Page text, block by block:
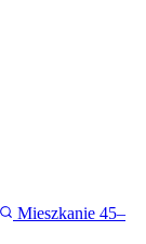
Mieszkanie 45–